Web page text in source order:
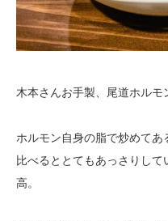
木本さんお手製、尾道ホルモ
ホルモン自身の脂で炒めてあ
比べるととてもあっさりし
高。